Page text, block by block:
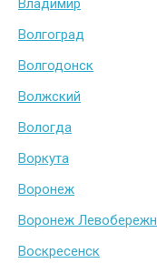
Владимир
Волгоград
Волгодонск
Волжский
Вологда
Воркута
Воронеж
Воронеж
Воскресенск